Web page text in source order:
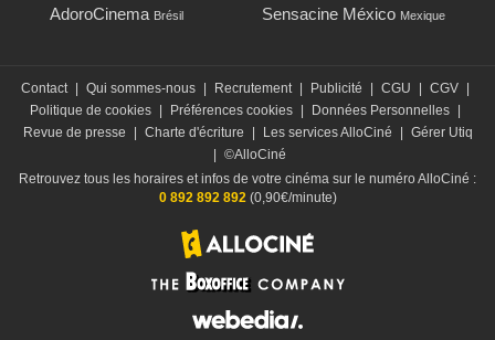
AdoroCinema Brésil Sensacine México Mexique
Contact Qui sommes-nous Recrutement Publicité CGU CGV
Politique de cookies
Préférences cookies Données Personnelles
Revue de presse
Charte d'écriture Les services AlloCiné
Gérer Utiq
©AlloCiné
Retrouvez tous les horaires et infos de votre cinéma sur le numéro AlloCiné :
0 892 892 892(0,90€/minute)